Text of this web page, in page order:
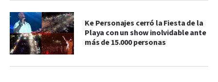
Ke Personajes cerró la Fiesta de la
Playa con un show inolvidable ante
más de 15.000 personas